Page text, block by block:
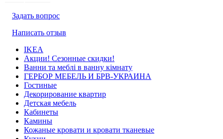
Задать вопрос
Написать отзыв
IKEA
Акции! Сезонные скидки!
Ванни та меблі в ванну кімнату
ГЕРБОР МЕБЕЛЬ И БРВ-УКРАИНА
Гостиные
Декорирование квартир
Детская мебель
Кабинеты
Камины
Кожаные кровати и кровати тканевые